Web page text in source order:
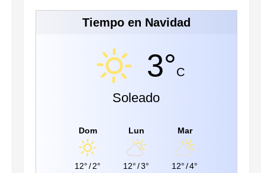
Tiempo en Navidad
3°C
Soleado
Dom
12° /2°
Lun
12° /3°
Mar
12° /4°